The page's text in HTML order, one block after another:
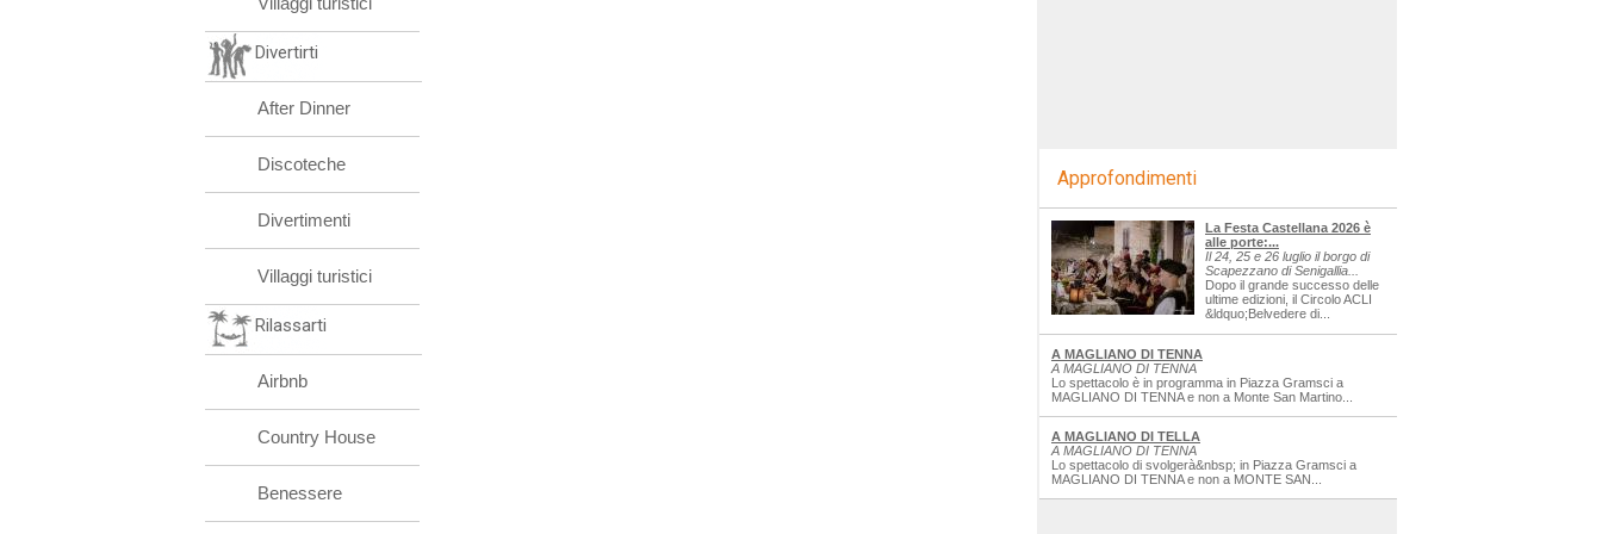
Divertirti
After Dinner
Discoteche
Divertimenti
Villaggi turistici
Rilassarti
Airbnb
Country House
Benessere
Approfondimenti
La Festa Castellana 2026 è
alle porte:...
Il 24, 25 e 26 luglio il borgo di
Scapezzano di Senigallia...
Dopo il grande successo delle
ultime edizioni, il Circolo ACLI
&ldquo;Belvedere di...
A MAGLIANO DI TENNA
A MAGLIANO DI TENNA
Lo spettacolo è in programma in Piazza Gramsci a
MAGLIANO DI TENNA e non a Monte San Martino...
A MAGLIANO DI TELLA
A MAGLIANO DI TENNA
Lo spettacolo di svolgerà&nbsp; in Piazza Gramsci a
MAGLIANO DI TENNA e non a MONTE SAN...